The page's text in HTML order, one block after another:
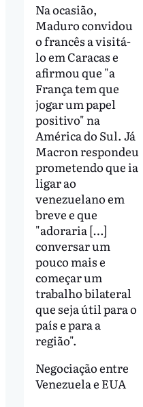
Na ocasião,
Maduro convidou
o francês a visitá-
lo em Caracas e
afirmou que "a
França tem que
jogar um papel
positivo" na
América do Sul. Já
Macron respondeu
prometendo que ia
ligar ao
venezuelano em
breve e que
"adoraria […]
conversar um
pouco mais e
começar um
trabalho bilateral
que seja útil para o
país e para a
região".
Negociação entre
Venezuela e EUA